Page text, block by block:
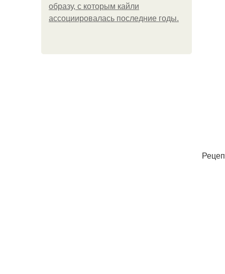
образу, с которым кайли
ассоциировалась последние годы.